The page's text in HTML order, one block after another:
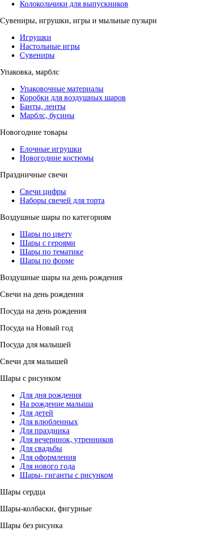
Колокольчики для выпускников
Сувениры, игрушки, игры и мыльные пузыри
Игрушки
Настольные игры
Сувениры
Упаковка, марблс
Упаковочные материалы
Коробки для воздушных шаров
Банты, ленты
Марблс, бусины
Новогодние товары
Елочные игрушки
Новогодние костюмы
Праздничные свечи
Свечи цифры
Наборы свечей для торта
Воздушные шары по категориям
Шары по цвету
Шары с героями
Шары по тематике
Шары по форме
Воздушные шары на день рождения
Свечи на день рождения
Посуда на день рождения
Посуда на Новый год
Посуда для малышей
Свечи для малышей
Шары с рисунком
Для дня рождения
На рождение малыша
Для детей
Для влюбленных
Для праздника
Для вечеринок, утренников
Для свадьбы
Для оформления
Для нового года
Шары- гиганты с рисунком
Шары сердца
Шары-колбаски, фигурные
Шары без рисунка